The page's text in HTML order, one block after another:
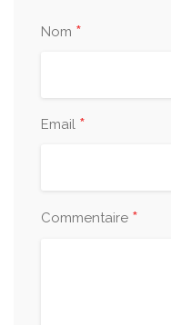
Nom *
Email *
Commentaire *